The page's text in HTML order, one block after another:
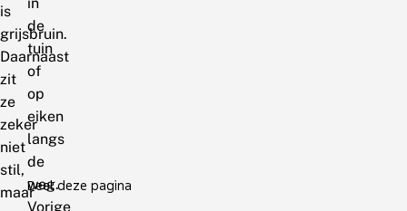
is
grijsbruin.
Daarnaast
zit
ze
zeker
niet
stil,
maar
de
tuin
of
op
eiken
langs
de
weg.
Vorige
Deel deze pagina